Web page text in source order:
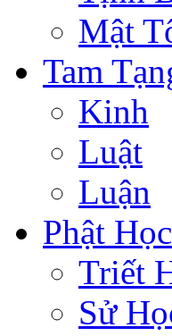
Mật
Tam
Kinh
Luật
Luận
Phật Học
Triết
Sử